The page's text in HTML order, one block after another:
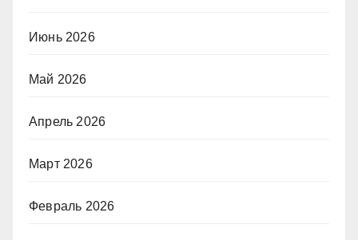
Июнь 2026
Май 2026
Апрель 2026
Март 2026
Февраль 2026